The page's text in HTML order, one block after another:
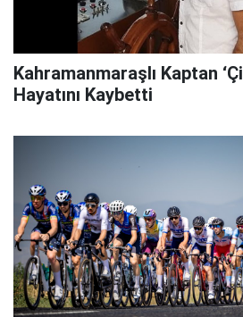
Kahramanmaraşlı Kaptan
Hayatını Kaybetti